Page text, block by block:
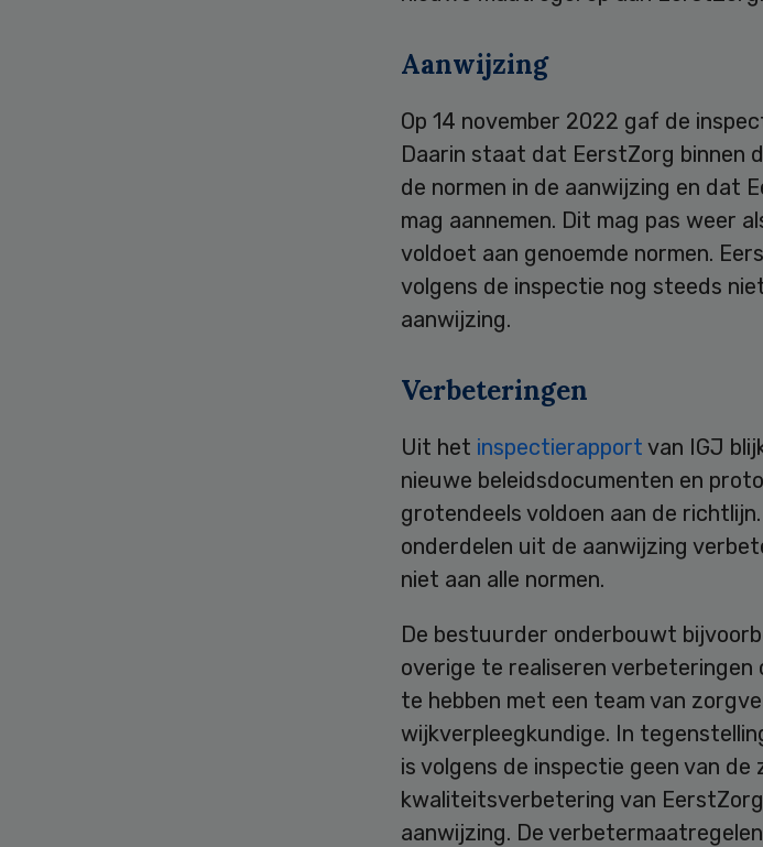
Aanwijzing
Op 14 november 2022 gaf de
Daarin staat dat EerstZorg binnen
de normen in de aanwijzing en dat
mag aannemen. Dit mag pas weer
voldoet aan genoemde normen.
volgens de inspectie nog steeds
aanwijzing.
Verbeteringen
Uit het inspectierapport van IGJ
nieuwe beleidsdocumenten en
grotendeels voldoen aan de
onderdelen uit de aanwijzing
niet aan alle normen.
De bestuurder onderbouwt
overige te realiseren verbeteringen
te hebben met een team van
wijkverpleegkundige. In
is volgens de inspectie geen van
kwaliteitsverbetering van
aanwijzing. De